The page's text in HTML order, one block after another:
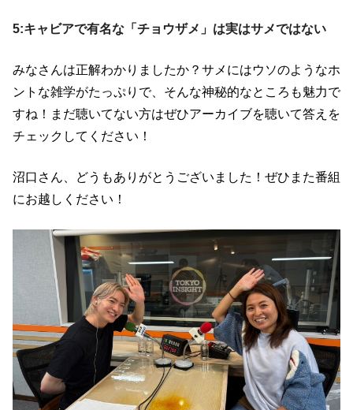
5:キャビアで有名な「チョウザメ」は実はサメではない
みなさんは正解わかりましたか？サメにはウソのようなホ
ントな雑学がたっぷりで、そんな神秘的なところも魅力で
すね！まだ聴いてない方はぜひアーカイブを聴いて答えを
チェックしてください！
沼口さん、どうもありがとうございました！ぜひまた番組
にお越しください！